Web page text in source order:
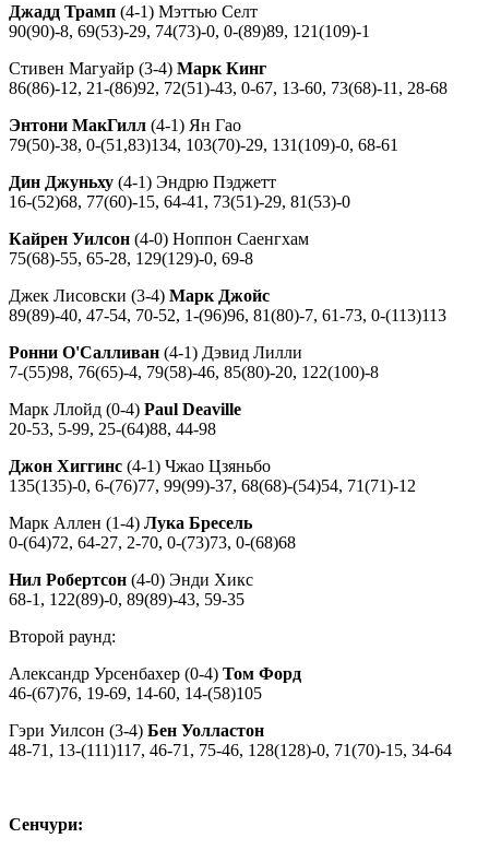
Джадд Трамп (4-1) Мэттью Селт
90(90)-8, 69(53)-29, 74(73)-0, 0-(89)89, 121(109)-1
Стивен Магуайр (3-4) Марк Кинг
86(86)-12, 21-(86)92, 72(51)-43, 0-67, 13-60, 73(68)-11, 28-68
Энтони МакГилл (4-1) Ян Гао
79(50)-38, 0-(51,83)134, 103(70)-29, 131(109)-0, 68-61
Дин Джуньху (4-1) Эндрю Пэджетт
16-(52)68, 77(60)-15, 64-41, 73(51)-29, 81(53)-0
Кайрен Уилсон (4-0) Ноппон Саенгхам
75(68)-55, 65-28, 129(129)-0, 69-8
Джек Лисовски (3-4) Марк Джойс
89(89)-40, 47-54, 70-52, 1-(96)96, 81(80)-7, 61-73, 0-(113)113
Ронни О'Салливан (4-1) Дэвид Лилли
7-(55)98, 76(65)-4, 79(58)-46, 85(80)-20, 122(100)-8
Марк Ллойд (0-4) Paul Deaville
20-53, 5-99, 25-(64)88, 44-98
Джон Хиггинс (4-1) Чжао Цзяньбо
135(135)-0, 6-(76)77, 99(99)-37, 68(68)-(54)54, 71(71)-12
Марк Аллен (1-4) Лука Бресель
0-(64)72, 64-27, 2-70, 0-(73)73, 0-(68)68
Нил Робертсон (4-0) Энди Хикс
68-1, 122(89)-0, 89(89)-43, 59-35
Второй раунд:
Александр Урсенбахер (0-4) Том Форд
46-(67)76, 19-69, 14-60, 14-(58)105
Гэри Уилсон (3-4) Бен Уолластон
48-71, 13-(111)117, 46-71, 75-46, 128(128)-0, 71(70)-15, 34-64
Сенчури: